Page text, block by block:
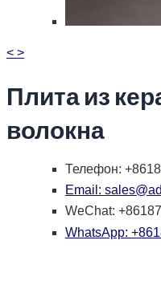
< >
Плита из
волокна
Телефон:
Email:
WeChat:
WhatsApp: